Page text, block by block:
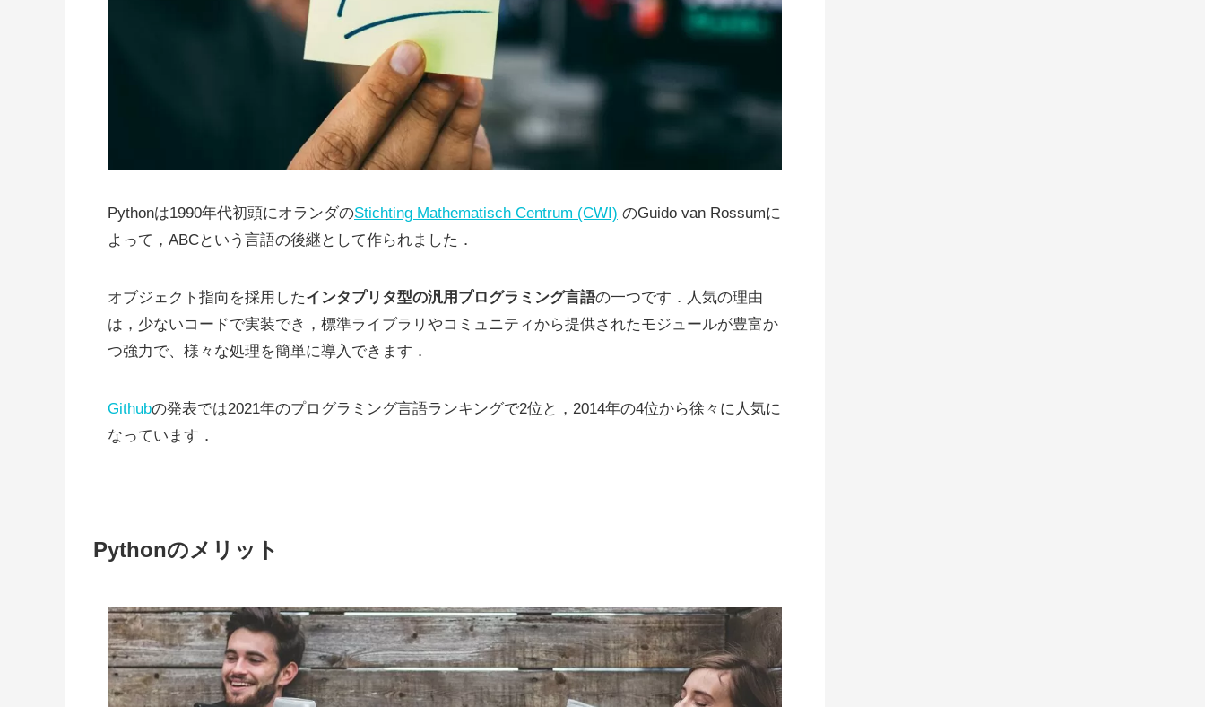
Pythonは1990年代初頭にオランダのStichting Mathematisch Centrum (CWI) のGuido van Rossumに
よって，ABCという言語の後継として作られました．
オブジェクト指向を採用したインタプリタ型の汎用プログラミング言語の一つです．人気の理由
は，少ないコードで実装でき，標準ライブラリやコミュニティから提供されたモジュールが豊富か
つ強力で、様々な処理を簡単に導入できます．
Githubの発表では2021年のプログラミング言語ランキングで2位と，2014年の4位から徐々に人気に
なっています．
Pythonのメリット